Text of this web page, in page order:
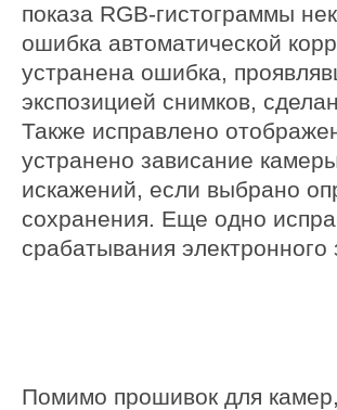
показа RGB-гистограммы
ошибка автоматической
устранена ошибка,
экспозицией снимков,
Также исправлено
устранено зависание
искажений, если выбрано
сохранения. Еще одно
срабатывания электронного
Помимо прошивок для